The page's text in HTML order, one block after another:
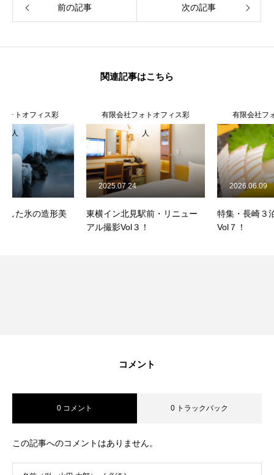
前の記事 次の記事
関連記事はこちら
有限会社フォトオフィス彩
人
東横イン北見駅前・リニュー
2025.07.24
有限会社フォトオフィス彩
特集・長崎３泊４日撮影の旅
Vol７！
コメント
0 コメント 0 トラックバック
この記事へのコメントはありません。